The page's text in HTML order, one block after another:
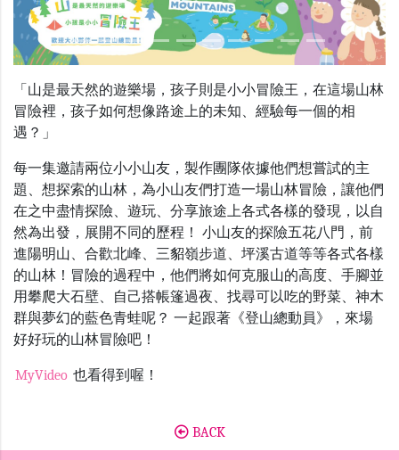
「山是最天然的遊樂場，孩子則是小小冒險王，在這場山林
冒險裡，孩子如何想像路途上的未知、經驗每一個的相
遇？」
每一集邀請兩位小小山友，製作團隊依據他們想嘗試的主
題、想探索的山林，為小山友們打造一場山林冒險，讓他們
在之中盡情探險、遊玩、分享旅途上各式各樣的發現，以自
然為出發，展開不同的歷程！ 小山友的探險五花八門，前
進陽明山、合歡北峰、三貂嶺步道、坪溪古道等等各式各樣
的山林！冒險的過程中，他們將如何克服山的高度、手腳並
用攀爬大石壁、自己搭帳篷過夜、找尋可以吃的野菜、神木
群與夢幻的藍色青蛙呢？ 一起跟著《登山總動員》，來場
好好玩的山林冒險吧！
MyVideo 也看得到喔！
BACK